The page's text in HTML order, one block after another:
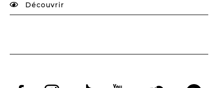
À Voix haute ·cours [8-14 ans]
LES ACTIONS PÉDAGOGIQUES
Les Spectacles itinérants
Découvrir